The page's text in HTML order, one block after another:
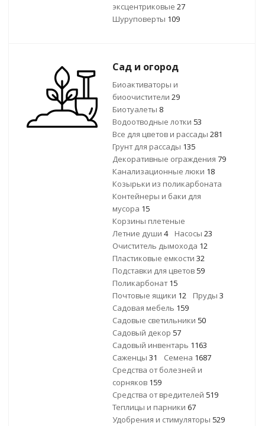
эксцентриковые 27
Шуруповерты 109
Сад и огород
Биоактиваторы и
биоочистители 29
Биотуалеты 8
Водоотводные лотки 53
Все для цветов и рассады 281
Грунт для рассады 135
Декоративные ограждения 79
Канализационные люки 18
Козырьки из поликарбоната
Контейнеры и баки для
мусора 15
Корзины плетеные
Летние души 4 Насосы 23
Очиститель дымохода 12
Пластиковые емкости 32
Подставки для цветов 59
Поликарбонат15
Почтовые ящики 12 Пруды 3
Садовая мебель 159
Садовые светильники 50
Садовый декор 57
Садовый инвентарь 1163
Саженцы 31 Семена 1687
Средства от болезней и
сорняков 159
Средства от вредителей 519
Теплицы и парники 67
Удобрения и стимуляторы 529